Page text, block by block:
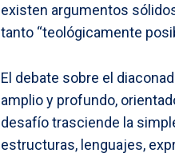
existen argumentos
tanto “teológicamente
El debate sobre el
amplio y profundo,
desafío trasciende la
estructuras, lenguajes,